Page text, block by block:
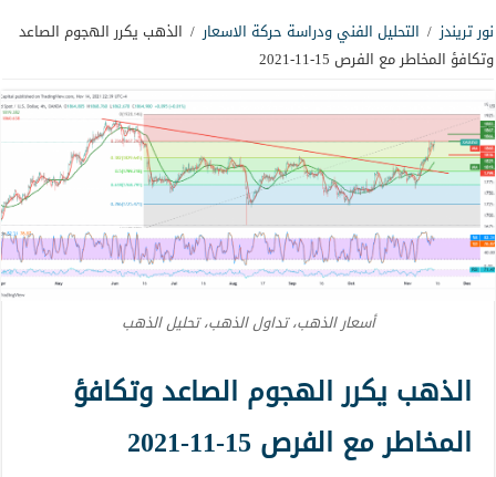
نور تريندز / التحليل الفني ودراسة حركة الاسعار / الذهب يكرر الهجوم الصاعد
وتكافؤ المخاطر مع الفرص 15-11-2021
أسعار الذهب، تداول الذهب، تحليل الذهب
الذهب يكرر الهجوم الصاعد وتكافؤ
المخاطر مع الفرص 15-11-2021